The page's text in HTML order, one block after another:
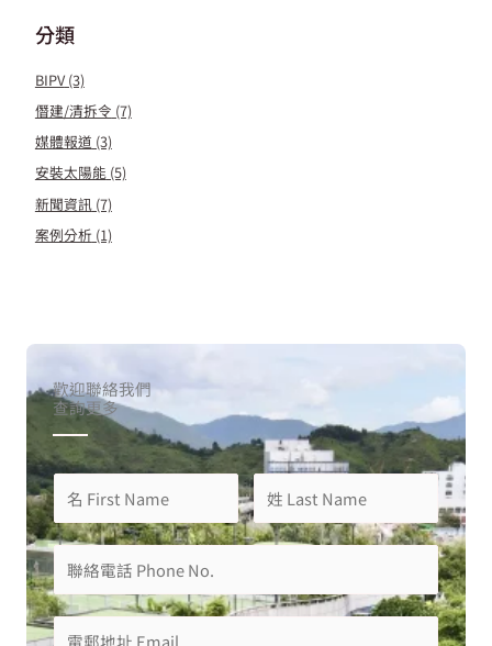
分類
BIPV(3)
僭建/清拆令 (7)
媒體報道 (3)
安裝太陽能(5)
新聞資訊(7)
案例分析 (1)
歡迎聯絡我們
查詢更多